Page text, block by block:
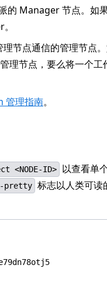
的 Manager 节点。如
节点通信的管理节点
理节点，要么将一个工
管理指南。
<NODE-ID>
以查看单
pretty 标志以人类可读